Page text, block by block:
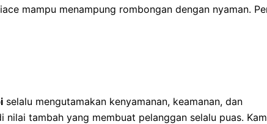
mampu menampung rombongan dengan nyaman.
selalu mengutamakan kenyamanan, keamanan, dan
tambah yang membuat pelanggan selalu puas.